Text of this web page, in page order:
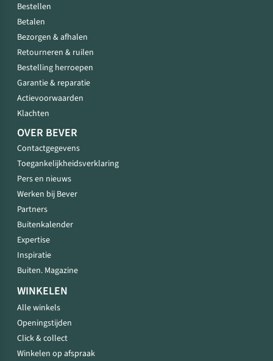
Bestellen
Betalen
Bezorgen & afhalen
Retourneren & ruilen
Bestelling herroepen
Garantie & reparatie
Actievoorwaarden
Klachten
OVER BEVER
Contactgegevens
Toegankelijkheidsverklaring
Pers en nieuws
Werken bij Bever
Partners
Buitenkalender
Expertise
Inspiratie
Buiten. Magazine
WINKELEN
Alle winkels
Openingstijden
Click & collect
Winkelen op afspraak